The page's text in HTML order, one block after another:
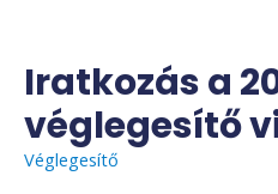
contentIratkozás a
véglegesítő
Véglegesítő